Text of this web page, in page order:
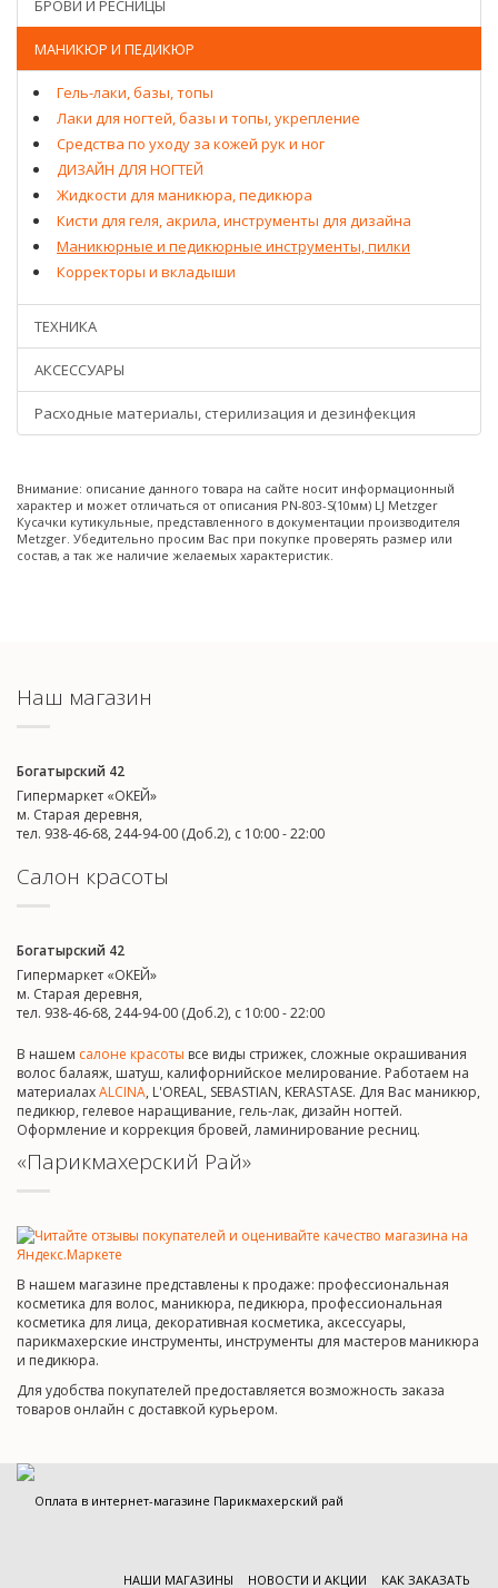
БРОВИ И РЕСНИЦЫ
МАНИКЮР И ПЕДИКЮР
Гель-лаки, базы, топы
Лаки для ногтей, базы и топы, укрепление
Средства по уходу за кожей рук и ног
ДИЗАЙН ДЛЯ НОГТЕЙ
Жидкости для маникюра, педикюра
Кисти для геля, акрила, инструменты для дизайна
Маникюрные и педикюрные инструменты, пилки
Корректоры и вкладыши
ТЕХНИКА
АКСЕССУАРЫ
Расходные материалы, стерилизация и дезинфекция
Внимание: описание данного товара на сайте носит информационный
характер и может отличаться от описания PN-803-S(10мм) LJ Metzger
Кусачки кутикульные, представленного в документации производителя
Metzger. Убедительно просим Вас при покупке проверять размер или
состав, а так же наличие желаемых характеристик.
Наш магазин
Богатырский 42
Гипермаркет «ОКЕЙ»
м. Старая деревня,
тел. 938-46-68, 244-94-00 (Доб.2), c 10:00 - 22:00
Салон красоты
Богатырский 42
Гипермаркет «ОКЕЙ»
м. Старая деревня,
тел. 938-46-68, 244-94-00 (Доб.2), c 10:00 - 22:00
В нашем салоне красоты все виды стрижек, сложные окрашивания
волос балаяж, шатуш, калифорнийское мелирование. Работаем на
материалахALCINA, L'OREAL, SEBASTIAN, KERASTASE. Для Вас маникюр,
педикюр, гелевое наращивание, гель-лак, дизайн ногтей.
Оформление и коррекция бровей, ламинирование ресниц.
«Парикмахерский Рай»
В нашем магазине представлены к продаже: профессиональная
косметика для волос, маникюра, педикюра, профессиональная
косметика для лица, декоративная косметика, аксессуары,
парикмахерские инструменты, инструменты для мастеров маникюра
и педикюра.
Для удобства покупателей предоставляется возможность заказа
товаров онлайн с доставкой курьером.
НАШИ МАГАЗИНЫ НОВОСТИ И АКЦИИ КАК ЗАКАЗАТЬ